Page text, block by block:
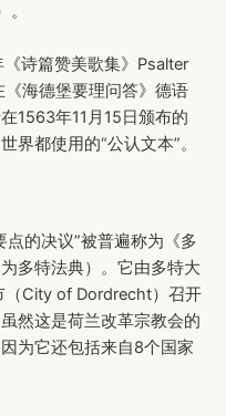
诗篇赞美歌集》Psalter
海德堡要理问答》德语
1563年11月15日颁布的
界都使用的“公认文本”。
的决议”被普遍称为《多
多特法典）。它由多特大
（City of Dordrecht）召开
然这是荷兰改革宗教会的
为它还包括来自8个国家